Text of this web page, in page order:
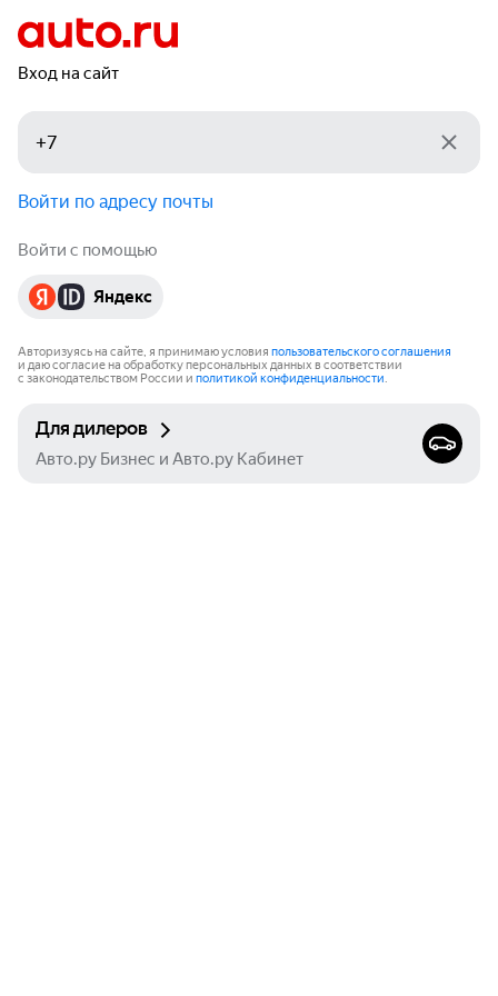
Вход на сайт
Войти по адресу почты
Войти с помощью
Яндекс
Авторизуясь на сайте, я принимаю условия пользовательского соглашения
и даю согласие на обработку персональных данных в соответствии
с законодательством России и политикой конфиденциальности.
Для дилеров
Авто.ру Бизнес и Авто.ру Кабинет